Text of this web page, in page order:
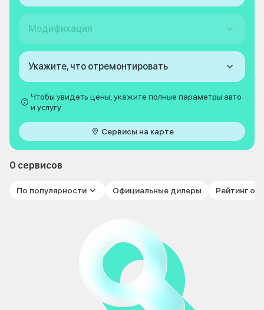
Модификация
Укажите, что отремонтировать
Чтобы увидеть цены, укажите полные параметры авто
и услугу
Сервисы на карте
0 сервисов
По популярности Официальные дилеры Рейтинг